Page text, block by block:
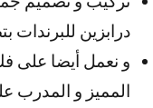
درابزين للبرندات
و نعمل أيضا على فك
المميز و المدرب